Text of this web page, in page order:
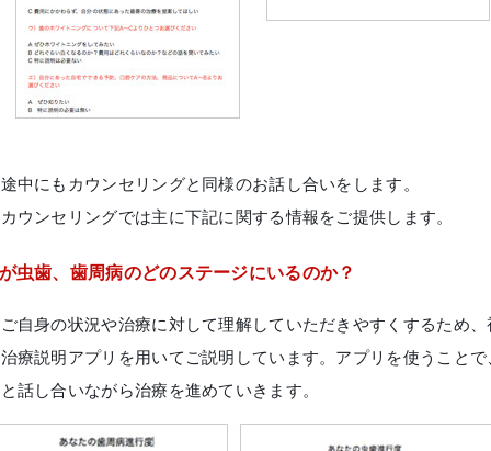
中にもカウンセリングと同様のお話し合いをします。
ウンセリングでは主に下記に関する情報をご提供します。
虫歯、歯周病のどのステージにいるのか？
自身の状況や治療に対して理解していただきやすくするため、
療説明アプリを用いてご説明しています。アプリを使うことで
話し合いながら治療を進めていきます。